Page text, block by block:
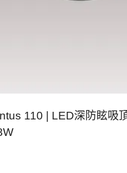
110 | LED深防眩吸